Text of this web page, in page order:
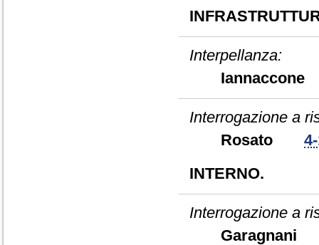
Interpellanza:
Interrogazione a
Rosato
INTERNO.
Interrogazione a